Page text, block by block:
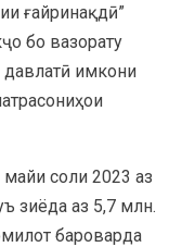
ғайринақдӣ”
бо вазорату
давлатӣ имкони
соли 2023 аз
зиёда аз 5,7 млн.
бароварда